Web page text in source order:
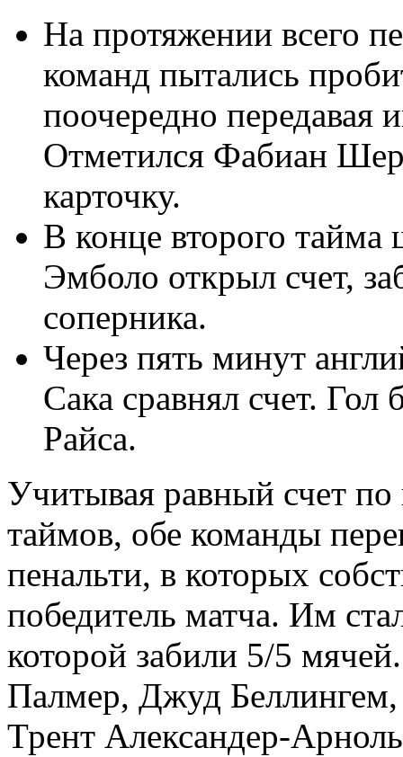
На протяжении всего
команд пытались
поочередно передавая
Отметился Фабиан
карточку.
В конце второго
Эмболо открыл счет,
соперника.
Через пять минут
Сака сравнял счет. Гол
Райса.
Учитывая равный счет
таймов, обе команды
пенальти, в которых
победитель матча. Им
которой забили 5/5
Палмер, Джуд
Трент Александер-